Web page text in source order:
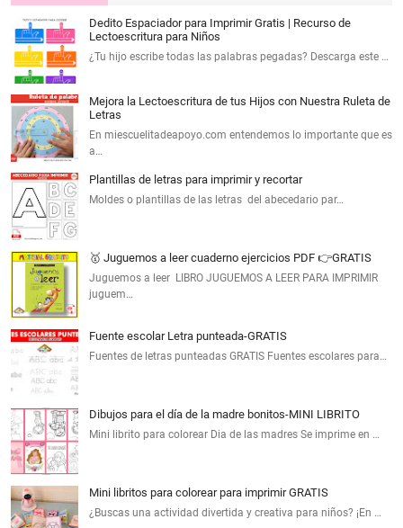
Dedito Espaciador para Imprimir Gratis | Recurso de
Lectoescritura para Niños
¿Tu hijo escribe todas las palabras pegadas? Descarga este …
Mejora la Lectoescritura de tus Hijos con Nuestra Ruleta de
Letras
En miescuelitadeapoyo.com entendemos lo importante que es
a…
Plantillas de letras para imprimir y recortar
Moldes o plantillas de las letras del abecedario par…
🥇 Juguemos a leer cuaderno ejercicios PDF 👉GRATIS
Juguemos a leer LIBRO JUGUEMOS A LEER PARA IMPRIMIR
juguem…
Fuente escolar Letra punteada-GRATIS
Fuentes de letras punteadas GRATIS Fuentes escolares para…
Dibujos para el día de la madre bonitos-MINI LIBRITO
Mini librito para colorear Dia de las madres Se imprime en …
Mini libritos para colorear para imprimir GRATIS
¿Buscas una actividad divertida y creativa para niños? ¡En …